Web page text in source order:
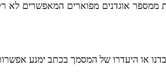
אוגדנים מפוארים המאפשרים לא
או היעדרו של המסמך בכתב ימנע